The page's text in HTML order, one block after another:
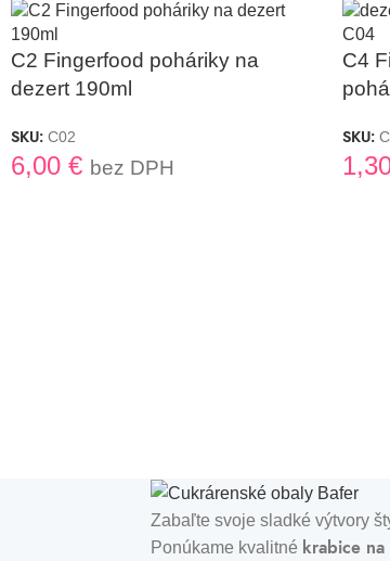
C2 Fingerfood poháriky na
dezert 190ml
SKU: C02
6,00 € bez DPH
C4
SKU:
Zabaľte svoje sladké výtvory
Ponúkame kvalitné krabice na